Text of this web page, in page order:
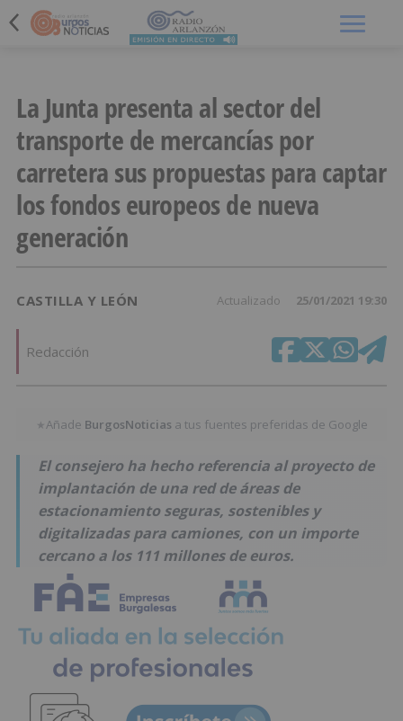
La Junta presenta al sector del
transporte de mercancías por
carretera sus propuestas para captar
los fondos europeos de nueva
generación
CASTILLA Y LEÓN Actualizado 25/01/2021 19:30
Redacción
★Añade BurgosNoticias a tus fuentes preferidas de Google
El consejero ha hecho referencia al proyecto de
implantación de una red de áreas de
estacionamiento seguras, sostenibles y
digitalizadas para camiones, con un importe
cercano a los 111 millones de euros.